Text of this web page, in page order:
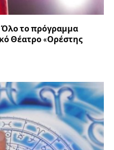
Όλο το πρόγραμμα
Θέατρο «Ορέστης